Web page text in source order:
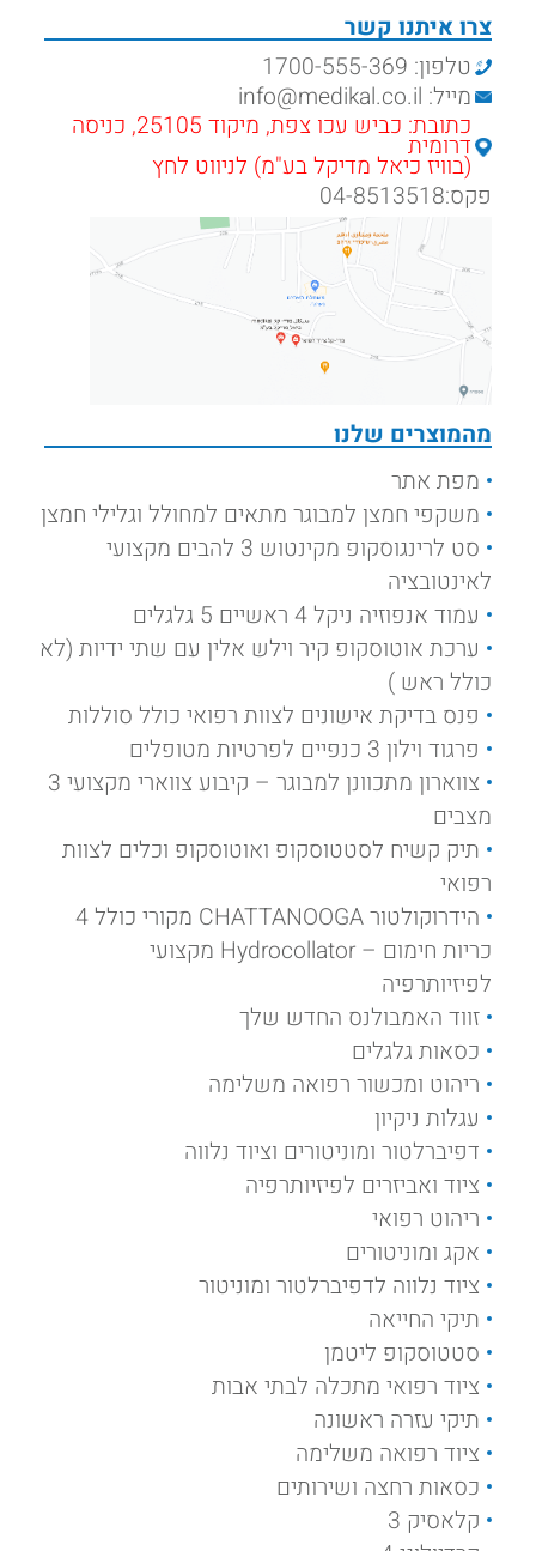
מהמוצרים שלנו
מפת אתר
משקפי חמצן למבוגר מתאים למחולל וגלילי חמצן
סט לרינגוסקופ מקינטוש 3 להבים מקצועי
לאינטובציה
עמוד אנפוזיה ניקל 4 ראשיים 5 גלגלים
ערכת אוטוסקופ קיר וילש אלין עם שתי ידיות (לא
כולל ראש )
פנס בדיקת אישונים לצוות רפואי כולל סוללות
פרגוד וילון 3 כנפיים לפרטיות מטופלים
צווארון מתכוונן למבוגר – קיבוע צווארי מקצועי 3
מצבים
תיק קשיח לסטטוסקופ ואוטוסקופ וכלים לצוות
רפואי
הידרוקולטור CHATTANOOGA מקורי כולל 4
כריות חימום – Hydrocollator מקצועי
לפיזיותרפיה
זווד האמבולנס החדש שלך
כסאות גלגלים
ריהוט ומכשור רפואה משלימה
עגלות ניקיון
דפיברלטור ומוניטורים וציוד נלווה
ציוד ואביזרים לפיזיותרפיה
ריהוט רפואי
אקג ומוניטורים
ציוד נלווה לדפיברלטור ומוניטור
תיקי החייאה
סטטוסקופ ליטמן
ציוד רפואי מתכלה לבתי אבות
תיקי עזרה ראשונה
ציוד רפואה משלימה
כסאות רחצה ושירותים
קלאסיק 3
צרו איתנו קשר
טלפון: 1700-555-369
מייל: info@medikal.co.il
כתובת: כביש עכו צפת, מיקוד 25105, כניסה
דרומית
(בוויז כיאל מדיקל בע"מ) לניווט לחץ
פקס:04-8513518